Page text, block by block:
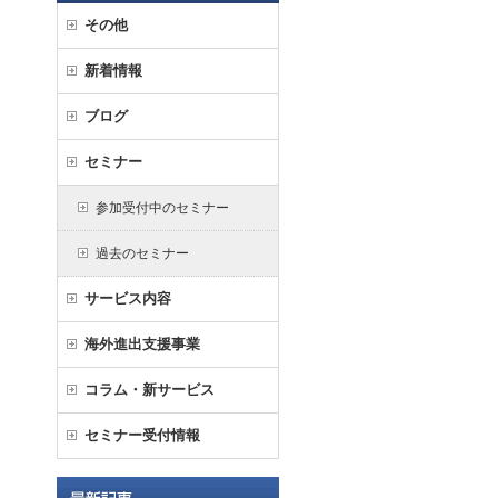
その他
新着情報
ブログ
セミナー
参加受付中のセミナー
過去のセミナー
サービス内容
海外進出支援事業
コラム・新サービス
セミナー受付情報